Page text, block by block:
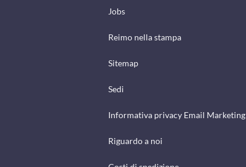
Jobs
Reimo nella stampa
Sitemap
Sedi
Informativa privacy Email Marketing
Riguardo a noi